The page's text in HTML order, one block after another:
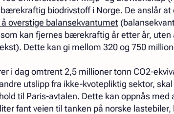
biodrivstoff i Norge. De anslår at
overstige balansekvantumet
kan fjernes bærekraftig år etter år, uten
Dette kan gi mellom 320 og 750
i dag omtrent 2,5 millioner tonn CO2-
utslipp fra ikke-kvotepliktig sektor,
til Paris-avtalen. Dette kan oppnås med
fant veien til tanken på norske lastebiler,